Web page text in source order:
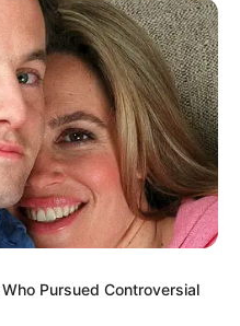
Pursued Controversial